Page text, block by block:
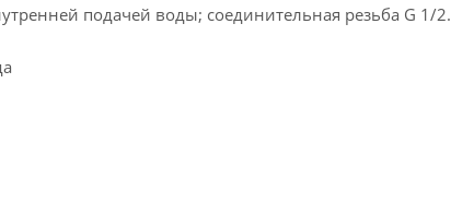
подачей воды; соединительная резьба G 1/2.